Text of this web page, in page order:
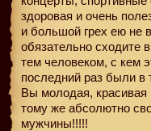
здоровая и очень
и большой грех ею не
обязательно сходите
тем человеком, с кем
последний раз были в
Вы молодая, красивая
тому же абсолютно
мужчины!!!!!